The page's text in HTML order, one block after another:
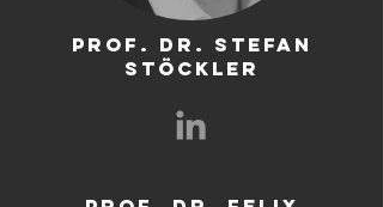
Prof. Dr. Stefan
Stöckler